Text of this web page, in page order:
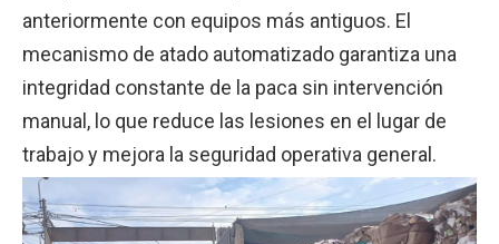
anteriormente con equipos más antiguos. El
mecanismo de atado automatizado garantiza una
integridad constante de la paca sin intervención
manual, lo que reduce las lesiones en el lugar de
trabajo y mejora la seguridad operativa general.